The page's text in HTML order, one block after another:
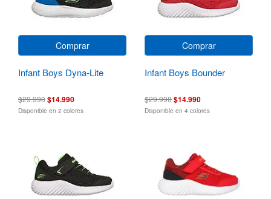
Comprar
Infant Boys Dyna-Lite
$29.990$14.990
Disponible en 2 colores
Comprar
Infant Boys Bounder
$29.990$14.990
Disponible en 4 colores